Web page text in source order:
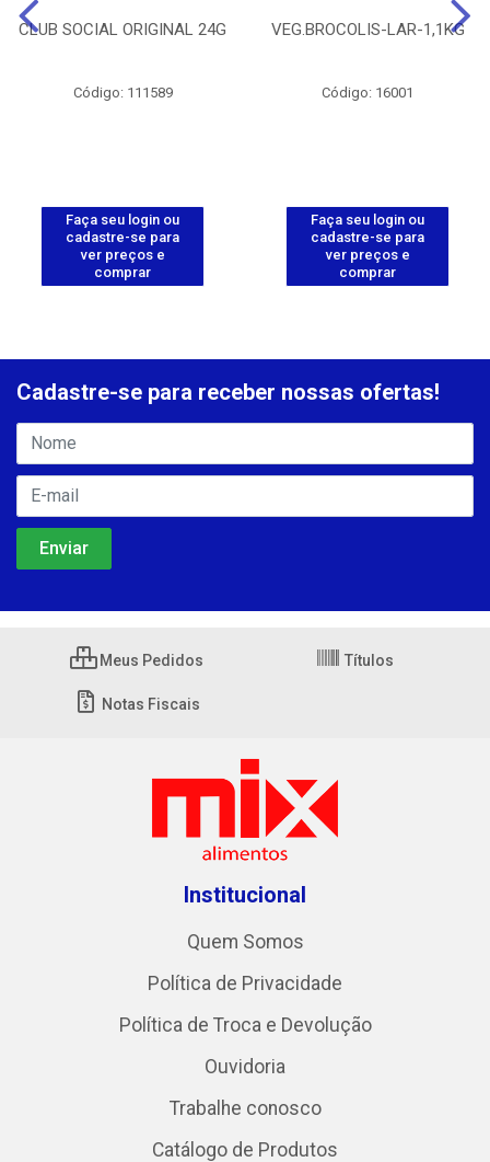
CLUB SOCIAL ORIGINAL 24G
Código: 111589
Faça seu login ou
cadastre-se para
ver preços e
comprar
VEG.BROCOLIS-LAR-1,1KG
Código: 16001
Faça seu login ou
cadastre-se para
ver preços e
comprar
Cadastre-se para receber nossas ofertas!
Meus Pedidos Títulos
Notas Fiscais
Institucional
Quem Somos
Política de Privacidade
Política de Troca e Devolução
Ouvidoria
Trabalhe conosco
Catálogo de Produtos